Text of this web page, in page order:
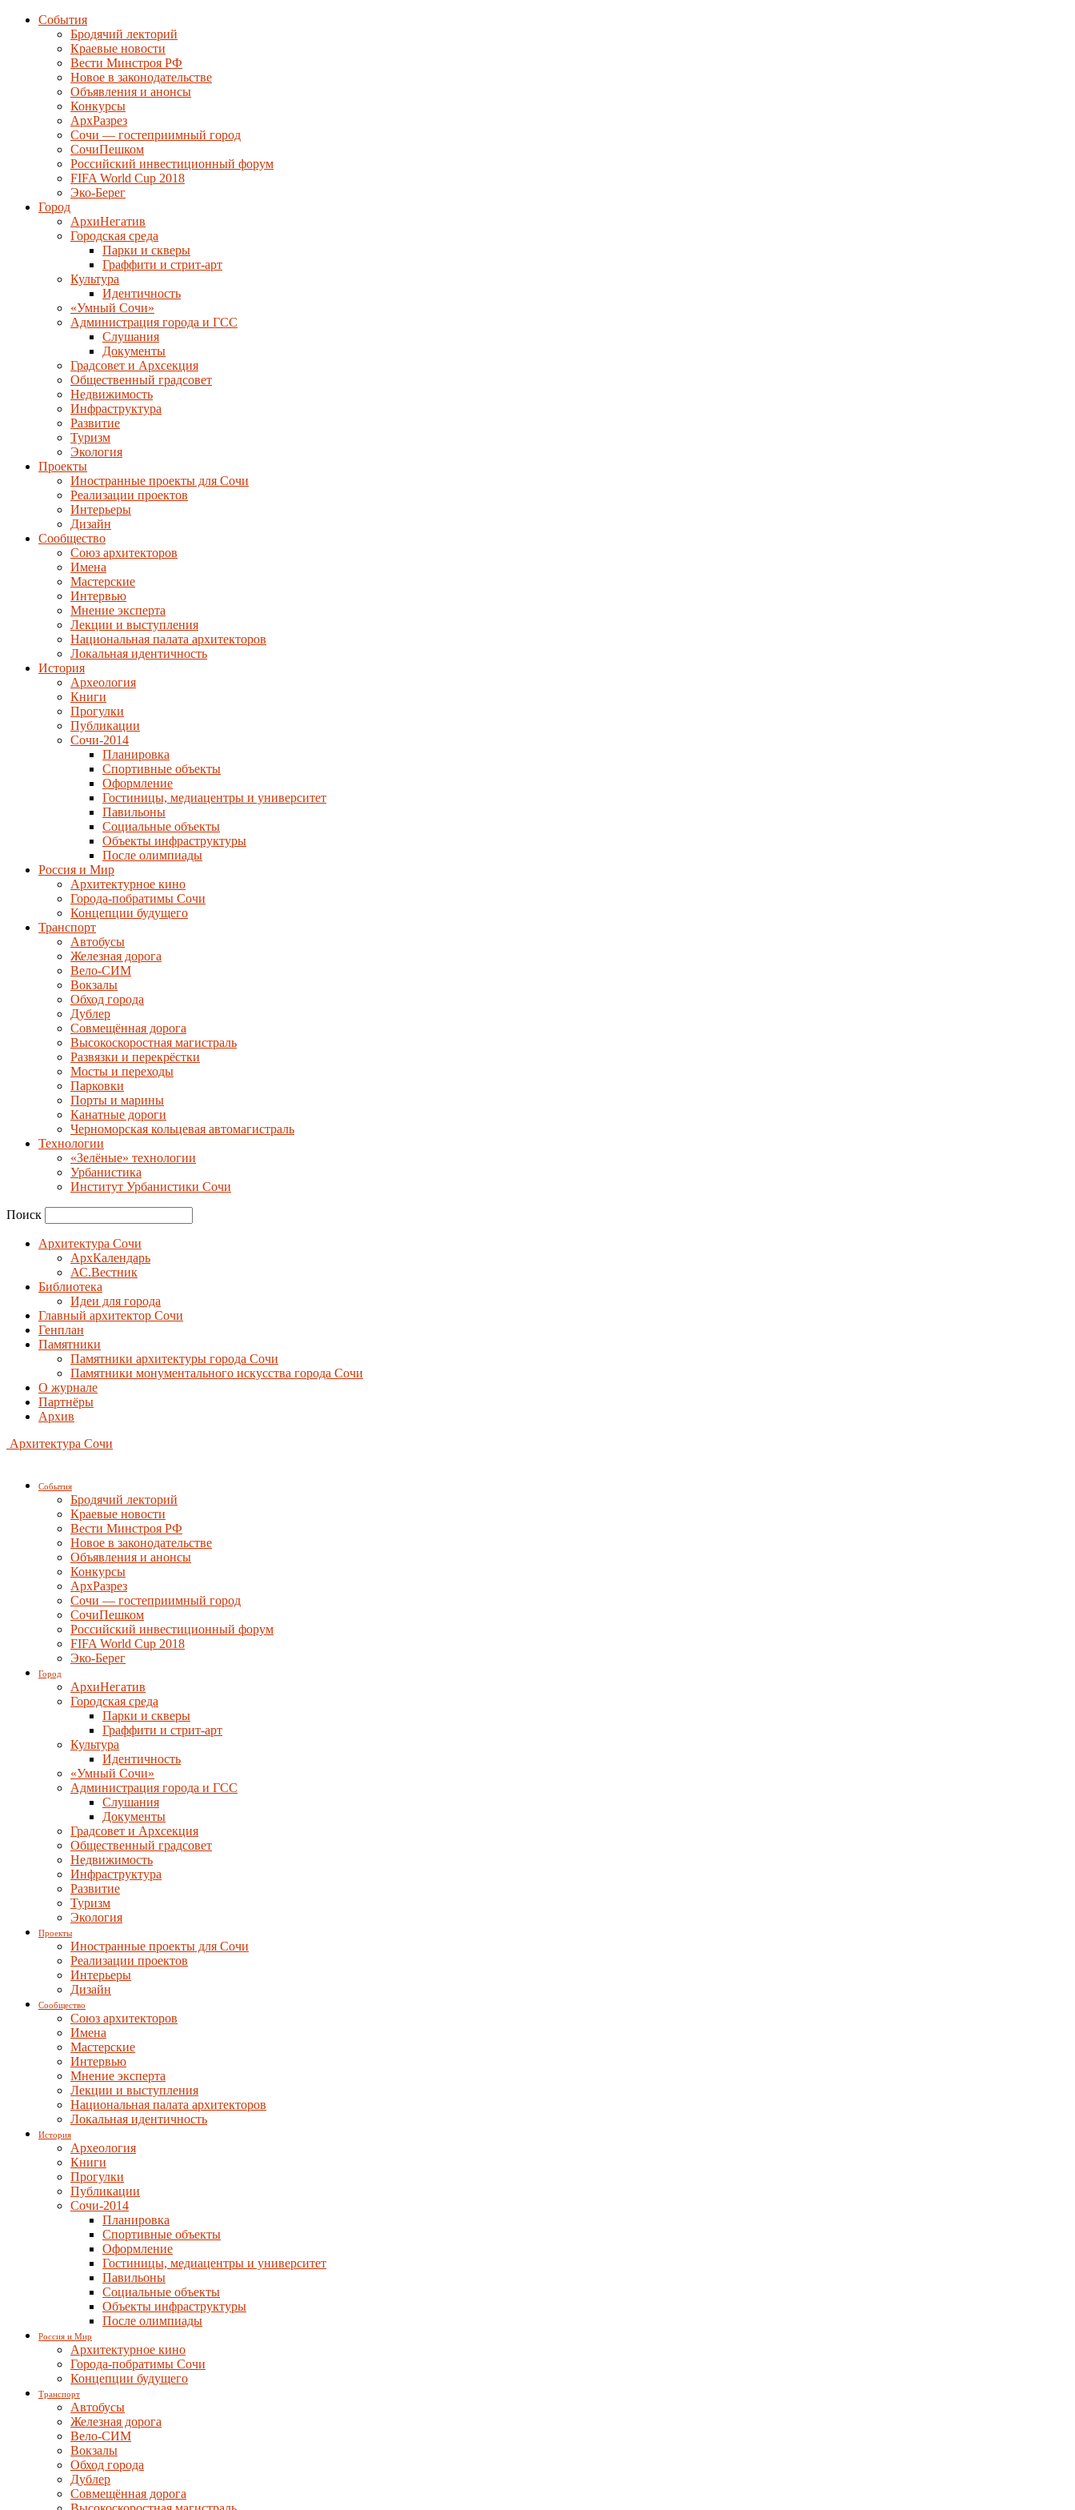
События
Бродячий лекторий
Краевые новости
Вести Минстроя РФ
Новое в законодательстве
Объявления и анонсы
Конкурсы
АрхРазрез
Сочи — гостеприимный город
СочиПешком
Российский инвестиционный форум
FIFA World Cup 2018
Эко-Берег
Город
АрхиНегатив
Городская среда
Парки и скверы
Граффити и стрит-арт
Культура
Идентичность
«Умный Сочи»
Администрация города и ГСС
Слушания
Документы
Градсовет и Архсекция
Общественный градсовет
Недвижимость
Инфраструктура
Развитие
Туризм
Экология
Проекты
Иностранные проекты для Сочи
Реализации проектов
Интерьеры
Дизайн
Сообщество
Союз архитекторов
Имена
Мастерские
Интервью
Мнение эксперта
Лекции и выступления
Национальная палата архитекторов
Локальная идентичность
История
Археология
Книги
Прогулки
Публикации
Сочи-2014
Планировка
Спортивные объекты
Оформление
Гостиницы, медиацентры и университет
Павильоны
Социальные объекты
Объекты инфраструктуры
После олимпиады
Россия и Мир
Архитектурное кино
Города-побратимы Сочи
Концепции будущего
Транспорт
Автобусы
Железная дорога
Вело-СИМ
Вокзалы
Обход города
Дублер
Совмещённая дорога
Высокоскоростная магистраль
Развязки и перекрёстки
Мосты и переходы
Парковки
Порты и марины
Канатные дороги
Черноморская кольцевая автомагистраль
Технологии
«Зелёные» технологии
Урбанистика
Институт Урбанистики Сочи
Поиск
Архитектура Сочи
АрхКалендарь
АС.Вестник
Библиотека
Идеи для города
Главный архитектор Сочи
Генплан
Памятники
Памятники архитектуры города Сочи
Памятники монументального искусства города Сочи
О журнале
Партнёры
Архив
Архитектура Сочи
События
Бродячий лекторий
Краевые новости
Вести Минстроя РФ
Новое в законодательстве
Объявления и анонсы
Конкурсы
АрхРазрез
Сочи — гостеприимный город
СочиПешком
Российский инвестиционный форум
FIFA World Cup 2018
Эко-Берег
Город
АрхиНегатив
Городская среда
Парки и скверы
Граффити и стрит-арт
Культура
Идентичность
«Умный Сочи»
Администрация города и ГСС
Слушания
Документы
Градсовет и Архсекция
Общественный градсовет
Недвижимость
Инфраструктура
Развитие
Туризм
Экология
Проекты
Иностранные проекты для Сочи
Реализации проектов
Интерьеры
Дизайн
Сообщество
Союз архитекторов
Имена
Мастерские
Интервью
Мнение эксперта
Лекции и выступления
Национальная палата архитекторов
Локальная идентичность
История
Археология
Книги
Прогулки
Публикации
Сочи-2014
Планировка
Спортивные объекты
Оформление
Гостиницы, медиацентры и университет
Павильоны
Социальные объекты
Объекты инфраструктуры
После олимпиады
Россия и Мир
Архитектурное кино
Города-побратимы Сочи
Концепции будущего
Транспорт
Автобусы
Железная дорога
Вело-СИМ
Вокзалы
Обход города
Дублер
Совмещённая дорога